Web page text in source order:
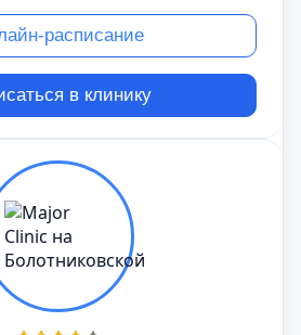
расписание
в клинику